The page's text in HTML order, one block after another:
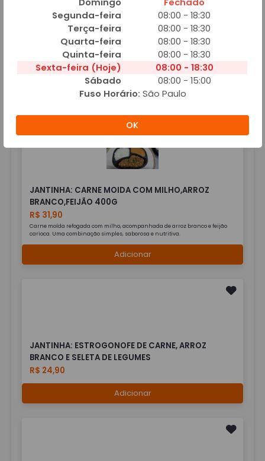
JANTINHA: CARNE DE PANELA COM MANDIOCA,
ARROZ BRANCO E CREME
Adicionar
JANTINHA: CARNE MOIDA COM MILHO,ARROZ
BRANCO,FEIJÃO 400G
R$ 31,90
Carne moída refogada com milho, acompanhada de arroz branco e feijão
carioca. Uma combinação simples, saborosa e nutritiva.
Adicionar
JANTINHA: ESTROGONOFE DE CARNE, ARROZ
BRANCO E SELETA DE LEGUMES
R$ 24,90
Adicionar
Segunda-feira
08:00 - 18:30
Terça-feira
08:00 - 18:30
Quarta-feira
08:00 - 18:30
Quinta-feira
08:00 - 18:30
Sexta-feira (Hoje)
08:00 - 18:30
Sábado
08:00 - 15:00
Fuso Horário: São Paulo
OK